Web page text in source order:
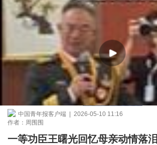
中国青年报客户端 | 2026-05-10 11:16
作者：周围围
一等功臣王曙光回忆母亲动情落泪